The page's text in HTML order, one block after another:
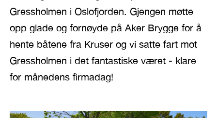
Gressholmen i Oslofjorden. Gjengen møtte
opp glade og fornøyde på Aker Brygge for å
hente båtene fra Kruser og vi satte fart mot
Gressholmen i det fantastiske været - klare
for månedens firmadag!